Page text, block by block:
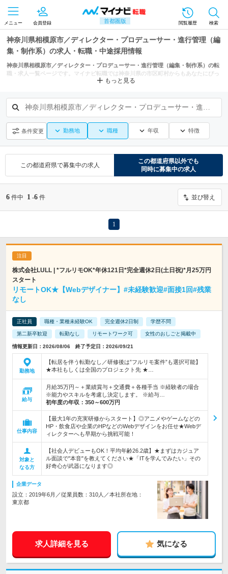
首都圏版
メニュー 会員登録 閲覧履歴 検索
神奈川県相模原市／ディレクター・プロデューサー・進行管理（編
集・制作系）の求人・転職・中途採用情報
神奈川県相模原市／ディレクター・プロデューサー・進行管理（編集・制作系）の転
職・求人一覧ページです。マイナビ転職では神奈川県の市区町村からもあなたにぴっ
もっと見る
神奈川県相模原市／ディレクター・プロデューサー・進行管理（編集・制作系）
条件変更 勤務地 職種 年収 特徴
この都道府県で募集中の求人
この都道府県以外でも
同時に募集中の求人
6 件中 1 -6 件 並び替え
1
株式会社LULL | *フルリモOK*年休121日*完全週休2日(土日祝)*月25万円
スタート
リモートOK★【Webデザイナー】#未経験歓迎#面接1回#残業
なし
正社員 職種・業種未経験OK 完全週休2日制 学歴不問
第二新卒歓迎 転勤なし リモートワーク可 女性のおしごと掲載中
情報更新日：2026/08/06 終了予定日：2026/09/21
勤務地
【転居を伴う転勤なし／研修後は”フルリモ案件”も選択可能】
★本社もしくは全国のプロジェクト先 ★…
給与
月給35万円～＋業績賞与＋交通費＋各種手当 ※経験者の場合
※能力やスキルを考慮し決定します。 ※給与…
初年度の年収： 350～600万円
仕事内容
【最大1年の充実研修からスタート】◎アニメやゲームなどの
HP・飲食店や企業のHPなどのWebデザインをお任せ★Webデ
ィレクターへも早期から挑戦可能！
対象と
なる方
【社会人デビューもOK！平均年齢26.2歳】★まずはカジュア
ル面談で"本音"を教えてください★「ITを学んでみたい」その
好奇心が武器になります◎
企業データ
設立：2019年6月／従業員数：310人／本社所在地：
東京都
求人詳細を見る 気になる